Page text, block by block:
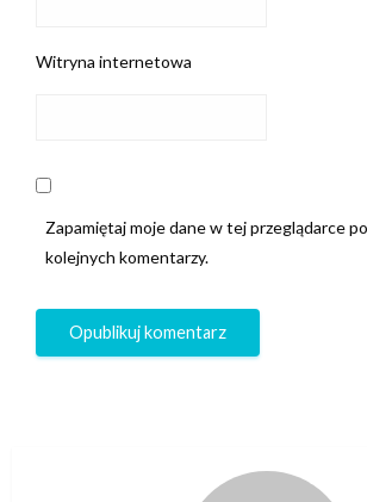
Witryna internetowa
Zapamiętaj moje dane w tej przeglądarce
kolejnych komentarzy.